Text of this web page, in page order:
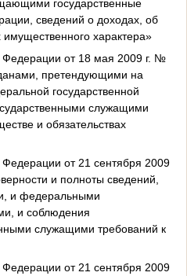
государственные
сведений о доходах, об
характера»
от 18 мая 2009 г. №
претендующими на
государственной
служащими
и обязательствах
от 21 сентября 2009
и полноты сведений,
и федеральными
и соблюдения
служащими требований к
от 21 сентября 2009